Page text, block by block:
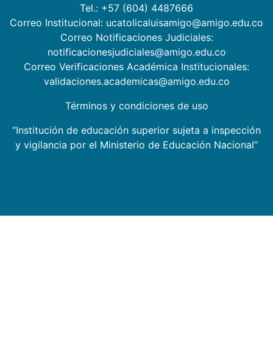
Tel.: +57 (604) 4487666
Correo Institucional: ucatolicaluisamigo@amigo.edu.co
Correo Notificaciones Judiciales:
notificacionesjudiciales@amigo.edu.co
Correo Verificaciones Académica Institucionales:
validaciones.academicas@amigo.edu.co
Términos y condiciones de uso
“Institución de educación superior sujeta a inspección
y vigilancia por el Ministerio de Educación Nacional”